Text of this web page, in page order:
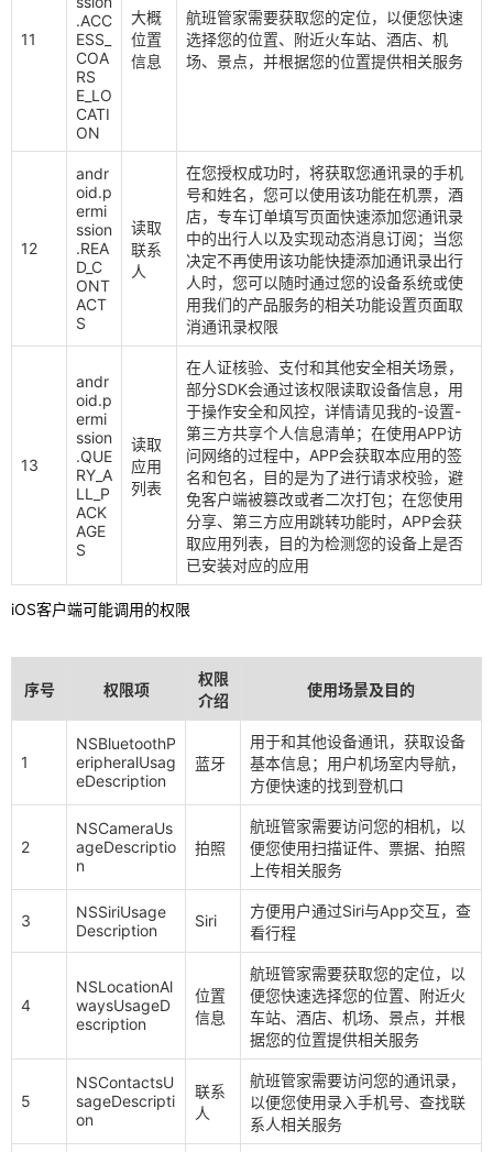
11
.ACC
ESS_
COA
RS
E_LO
CATI
ON
大概
位置
信息
航班管家需要获取您的定位，以便您快速
选择您的位置、附近火车站、酒店、机
场、景点，并根据您的位置提供相关服务
12
andr
oid.p
ermi
ssion
.REA
D_C
ONT
ACT
S
读取
联系
人
在您授权成功时，将获取您通讯录的手机
号和姓名，您可以使用该功能在机票，酒
店，专车订单填写页面快速添加您通讯录
中的出行人以及实现动态消息订阅；当您
决定不再使用该功能快捷添加通讯录出行
人时，您可以随时通过您的设备系统或使
用我们的产品服务的相关功能设置页面取
消通讯录权限
13
andr
oid.p
ermi
ssion
.QUE
RY_A
LL_P
ACK
AGE
S
读取
应用
列表
在人证核验、支付和其他安全相关场景，
部分SDK会通过该权限读取设备信息，用
于操作安全和风控，详情请见我的-设置-
第三方共享个人信息清单；在使用APP访
问网络的过程中，APP会获取本应用的签
名和包名，目的是为了进行请求校验，避
免客户端被篡改或者二次打包；在您使用
分享、第三方应用跳转功能时，APP会获
取应用列表，目的为检测您的设备上是否
已安装对应的应用
iOS客户端可能调用的权限
序号 权限项
权限
介绍
使用场景及目的
1
NSBluetoothP
eripheralUsag
eDescription
蓝牙
用于和其他设备通讯，获取设备
基本信息；用户机场室内导航，
方便快速的找到登机口
2
NSCameraUs
ageDescriptio
n
拍照
航班管家需要访问您的相机，以
便您使用扫描证件、票据、拍照
上传相关服务
3
NSSiriUsage
Description
Siri
方便用户通过Siri与App交互，查
看行程
4
NSLocationAl
waysUsageD
escription
位置
信息
航班管家需要获取您的定位，以
便您快速选择您的位置、附近火
车站、酒店、机场、景点，并根
据您的位置提供相关服务
5
NSContactsU
sageDescripti
on
联系
人
航班管家需要访问您的通讯录，
以便您使用录入手机号、查找联
系人相关服务